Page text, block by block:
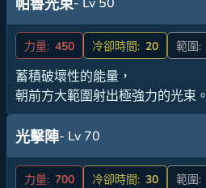
帕魯光束
力量: 450 冷卻時間: 20 範圍:
蓄積破壞性的能量，
朝前方大範圍射出極強力的光束。
光擊陣- Lv 70
力量: 700 冷卻時間: 30 範圍: